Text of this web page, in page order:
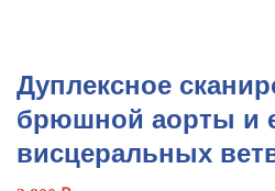
Дуплексное
брюшной аорты и
висцеральных